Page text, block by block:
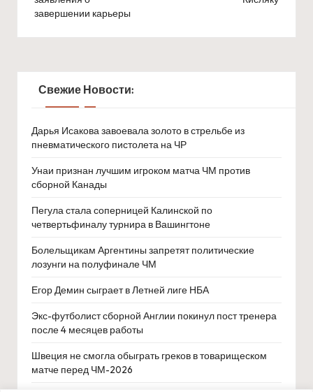
завершении карьеры
Свежие Новости:
Дарья Исакова завоевала золото в стрельбе из
пневматического пистолета на ЧР
Унаи признан лучшим игроком матча ЧМ против
сборной Канады
Пегула стала соперницей Калинской по
четвертьфиналу турнира в Вашингтоне
Болельщикам Аргентины запретят политические
лозунги на полуфинале ЧМ
Егор Демин сыграет в Летней лиге НБА
Экс-футболист сборной Англии покинул пост тренера
после 4 месяцев работы
Швеция не смогла обыграть греков в товарищеском
матче перед ЧМ-2026